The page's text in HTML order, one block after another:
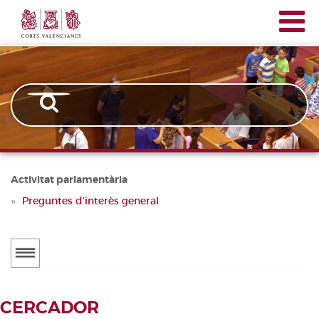
contingut
Corts
Valencianes
Activitat parlamentària
Preguntes d'interès general
Menú
Notícies
CERCADOR DE TRAMITACIONS
CERCADOR